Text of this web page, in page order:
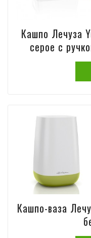
Кашпо Лечуза
серое с
Кашпо-ваза